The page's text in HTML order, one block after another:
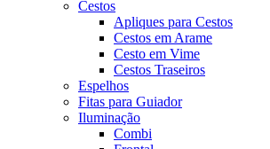
Cestos
Apliques para Cestos
Cestos em Arame
Cesto em Vime
Cestos Traseiros
Espelhos
Fitas para Guiador
Iluminação
Combi